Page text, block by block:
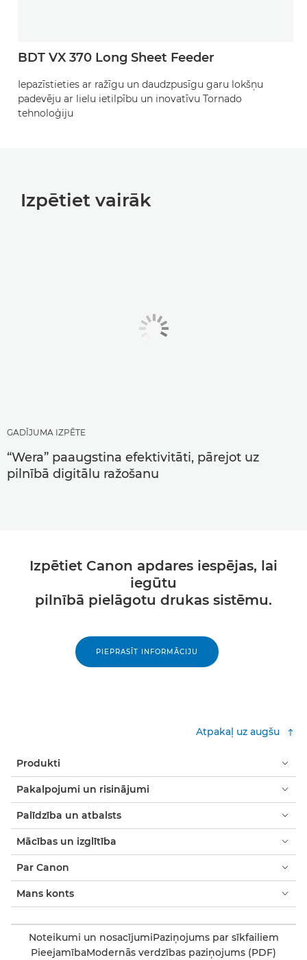
BDT VX 370 Long Sheet Feeder
Iepazīstieties ar ražīgu un daudzpusīgu garu lokšņu
padevēju ar lielu ietilpību un inovatīvu Tornado
tehnoloģiju
Izpētiet vairāk
GADĪJUMA IZPĒTE
“Wera” paaugstina efektivitāti, pārejot uz
pilnībā digitālu ražošanu
Izpētiet Canon apdares iespējas, lai
iegūtu
pilnībā pielāgotu drukas sistēmu.
PIEPRASĪT INFORMĀCIJU
Atpakaļ uz augšu
Produkti
Pakalpojumi un risinājumi
Palīdzība un atbalsts
Mācības un izglītība
Par Canon
Mans konts
Noteikumi un nosacījumiPaziņojums par sīkfailiem
PieejamībaModernās verdzības paziņojums (PDF)